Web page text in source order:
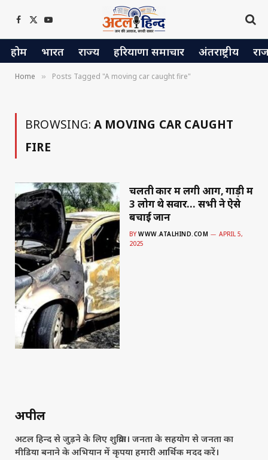
Facebook
X
(Twitter)
YouTube
होम भारत राज्य हरियाणा समाचार अंतराष्ट्रीय
Home » Posts Tagged "A moving car caught fire"
BROWSING: A MOVING CAR CAUGHT
FIRE
चलती कार में लगी आग, गाड़ी में
3 लोग थे सवार… सभी ने ऐसे
बचाई जान
BY WWW.ATALHIND.COM
APRIL 5,
2025
अपील
अटल हिन्द से जुड़ने के लिए शुक्रिया। जनता के सहयोग से जनता का
मीडिया बनाने के अभियान में कृपया हमारी आर्थिक मदद करें।